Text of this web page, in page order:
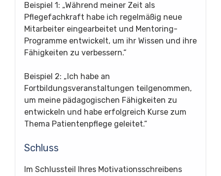
Beispiel 1: „Während meiner Zeit als
Pflegefachkraft habe ich regelmäßig neue
Mitarbeiter eingearbeitet und Mentoring-
Programme entwickelt, um ihr Wissen und ihre
Fähigkeiten zu verbessern.“
Beispiel 2: „Ich habe an
Fortbildungsveranstaltungen teilgenommen,
um meine pädagogischen Fähigkeiten zu
entwickeln und habe erfolgreich Kurse zum
Thema Patientenpflege geleitet.“
Schluss
Im Schlussteil Ihres Motivationsschreibens